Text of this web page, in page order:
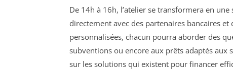
De 14h à 16h, l’atelier se transformera en
directement avec des partenaires bancaires
personnalisées, chacun pourra aborder des
subventions ou encore aux prêts adaptés aux
sur les solutions qui existent pour financer